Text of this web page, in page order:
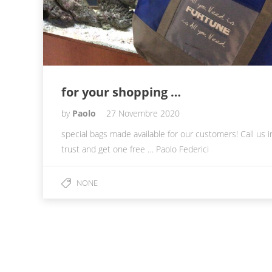
for your shopping …
by Paolo
27 Novembre 2020
special bags made available for our customers! Call us
trust and get one free … Paolo Federici
NONE